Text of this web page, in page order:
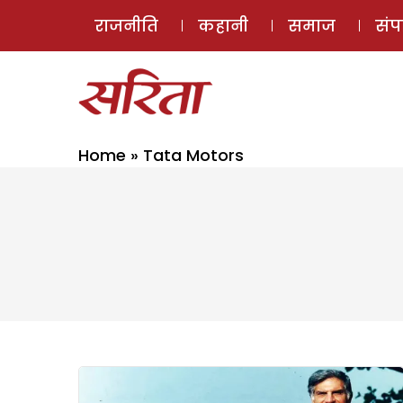
राजनीति कहानी समाज
Home » Tata Motors